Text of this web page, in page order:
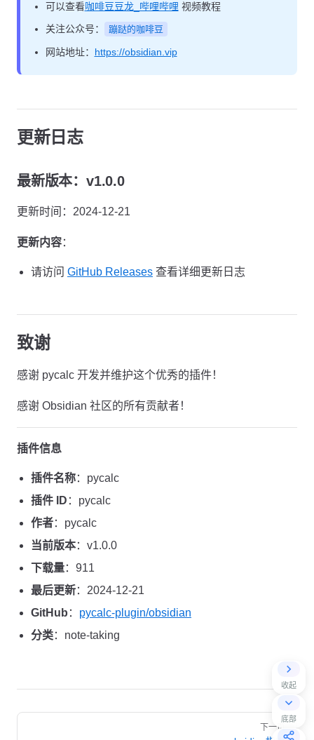
收起
底部
可以查看咖啡豆豆龙_哔哩哔哩 视频教程
关注公众号：
蹦跶的咖啡豆
网站地址： https://obsidian.vip
更新日志
最新版本：v1.0.0
更新时间：2024-12-21
更新内容：
请访问 GitHub Releases 查看详细更新日志
致谢
感谢 pycalc 开发并维护这个优秀的插件！
感谢 Obsidian 社区的所有贡献者！
插件信息
插件名称：pycalc
插件 ID ：pycalc
作者：pycalc
当前版本：v1.0.0
下载量：911
最后更新：2024-12-21
GitHub ： pycalc-plugin/obsidian
分类：note-taking
Pager
下一页